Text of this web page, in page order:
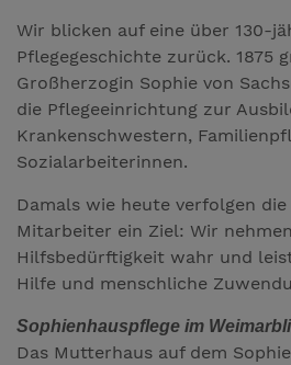
Wir blicken auf eine über 130-
Pflegegeschichte zurück. 1875
Großherzogin Sophie von
die Pflegeeinrichtung zur
Krankenschwestern,
Sozialarbeiterinnen.
Damals wie heute verfolgen
Mitarbeiter ein Ziel: Wir
Hilfsbedürftigkeit wahr und
Hilfe und menschliche
Sophienhauspflege im
Das Mutterhaus auf dem